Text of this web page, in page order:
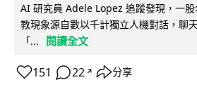
AI 研究員 Adele Lopez 追蹤發現，一
教現象源自數以千計獨立人機對話，聊
「...
閱讀全文
151 22 ↗ 分享